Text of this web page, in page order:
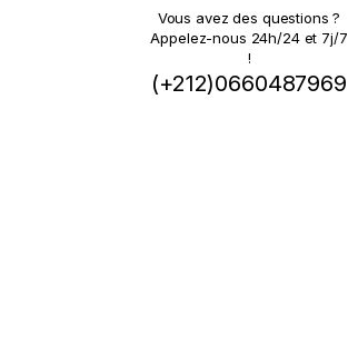
Vous avez des questions ?
Appelez-nous 24h/24 et 7j/7
!
(+212)0660487969